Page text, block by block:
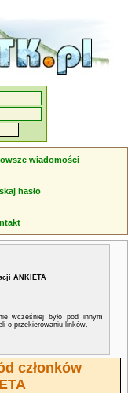
wiadomości
hasło
ANKIETA
wcześniej było pod innym
o przekierowaniu linków.
członków